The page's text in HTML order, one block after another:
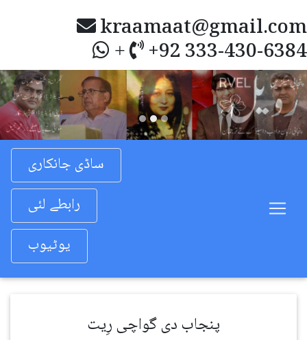
kraamaat@gmail.com
+ +92 333-430-6384
Previous
ساڈی جانکاری
رابطے لئی
یوٹیوب
پنجاب دی گواچی رِیت